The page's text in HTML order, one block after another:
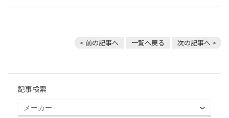
< 前の記事へ 一覧へ戻る 次の記事へ >
記事検索